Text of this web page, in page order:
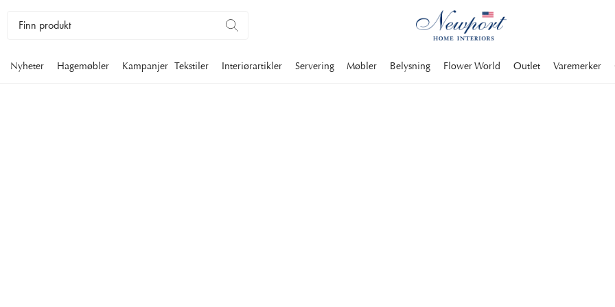
Nyheter Hagemøbler Kampanjer Tekstiler Interiørartikler Servering Møbler Belysning Flower World Outlet Varemerker